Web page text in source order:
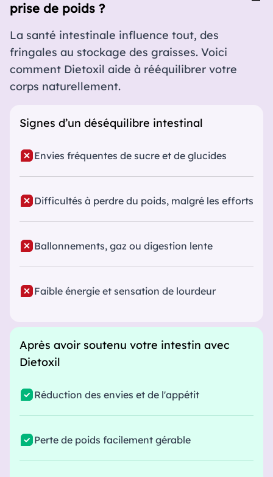
prise de poids ?
La santé intestinale influence tout, des
fringales au stockage des graisses. Voici
comment Dietoxil aide à rééquilibrer votre
corps naturellement.
Signes d’un déséquilibre intestinal
Envies fréquentes de sucre et de glucides
Difficultés à perdre du poids, malgré les efforts
Ballonnements, gaz ou digestion lente
Faible énergie et sensation de lourdeur
Après avoir soutenu votre intestin avec
Dietoxil
Réduction des envies et de l'appétit
Perte de poids facilement gérable